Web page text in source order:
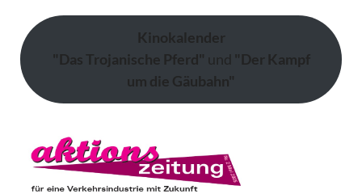
Kinokalender
"Das Trojanische Pferd" und "Der Kampf
um die Gäubahn"